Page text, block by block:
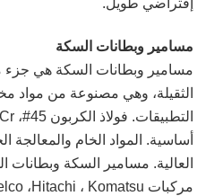
إفتراضي طويل.
مسامير وبطانات السكة
مسامير وبطانات السكة هي
الثقيلة، وهي مصنوعة من مواد
أساسية. المواد الخام والمعالجة
العالية. مسامير السكة
مركبات Komatsu ، Hitachi،